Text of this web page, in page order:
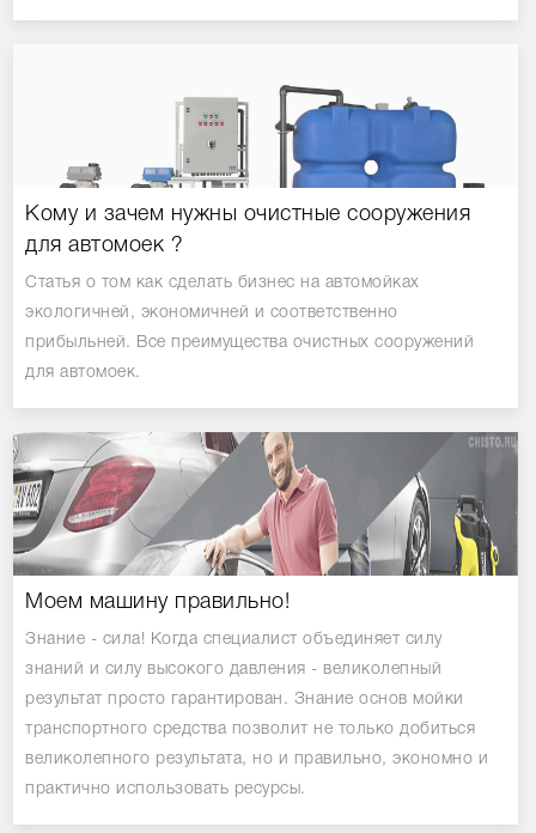
Кому и зачем нужны очистные сооружения
для автомоек ?
Статья о том как сделать бизнес на автомойках
экологичней, экономичней и соответственно
прибыльней. Все преимущества очистных сооружений
для автомоек.
Моем машину правильно!
Знание - сила! Когда специалист объединяет силу
знаний и силу высокого давления - великолепный
результат просто гарантирован. Знание основ мойки
транспортного средства позволит не только добиться
великолепного результата, но и правильно, экономно и
практично использовать ресурсы.